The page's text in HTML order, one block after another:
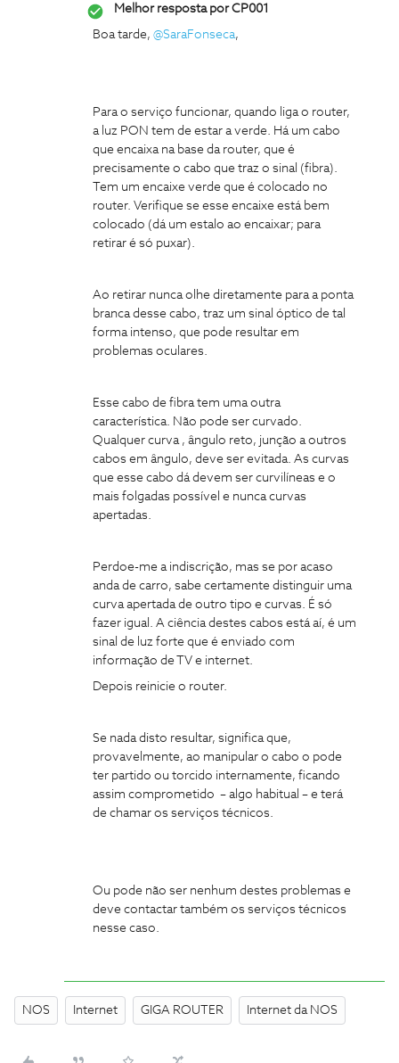
Melhor resposta porCP001
Boa tarde, @SaraFonseca,
Para o serviço funcionar, quando liga o router,
a luz PON tem de estar a verde. Há um cabo
que encaixa na base da router, que é
precisamente o cabo que traz o sinal (fibra).
Tem um encaixe verde que é colocado no
router. Verifique se esse encaixe está bem
colocado (dá um estalo ao encaixar; para
retirar é só puxar).
Ao retirar nunca olhe diretamente para a ponta
branca desse cabo, traz um sinal óptico de tal
forma intenso, que pode resultar em
problemas oculares.
Esse cabo de fibra tem uma outra
característica. Não pode ser curvado.
Qualquer curva , ângulo reto, junção a outros
cabos em ângulo, deve ser evitada. As curvas
que esse cabo dá devem ser curvilíneas e o
mais folgadas possível e nunca curvas
apertadas.
Perdoe-me a indiscrição, mas se por acaso
anda de carro, sabe certamente distinguir uma
curva apertada de outro tipo e curvas. É só
fazer igual. A ciência destes cabos está aí, é um
sinal de luz forte que é enviado com
informação de TV e internet.
Depois reinicie o router.
Se nada disto resultar, significa que,
provavelmente, ao manipular o cabo o pode
ter partido ou torcido internamente, ficando
assim comprometido – algo habitual – e terá
de chamar os serviços técnicos.
Ou pode não ser nenhum destes problemas e
deve contactar também os serviços técnicos
nesse caso.
NOS Internet GIGA ROUTER Internet da NOS